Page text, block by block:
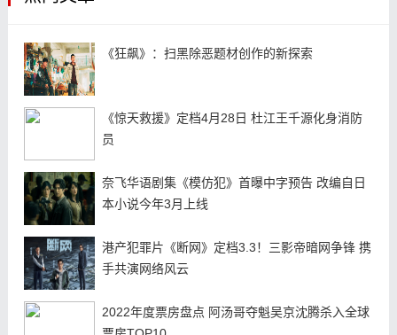
《狂飙》：扫黑除恶题材创作的新探索
《惊天救援》定档4月28日 杜江王千源化身消防
员
奈飞华语剧集《模仿犯》首曝中字预告 改编自日
本小说今年3月上线
港产犯罪片《断网》定档3.3！三影帝暗网争锋 携
手共演网络风云
2022年度票房盘点 阿汤哥夺魁吴京沈腾杀入全球